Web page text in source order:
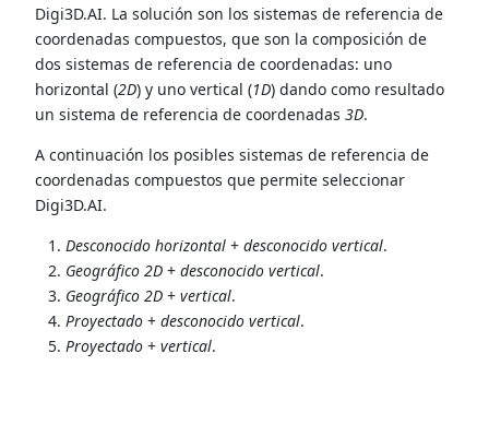
Digi3D.AI. La solución son los sistemas de referencia de
coordenadas compuestos, que son la composición de
dos sistemas de referencia de coordenadas: uno
horizontal (2D) y uno vertical (1D) dando como resultado
un sistema de referencia de coordenadas 3D.
A continuación los posibles sistemas de referencia de
coordenadas compuestos que permite seleccionar
Digi3D.AI.
Desconocido horizontal+ desconocido vertical.
Geográfico 2D+ desconocido vertical.
Geográfico 2D+ vertical.
Proyectado+ desconocido vertical.
Proyectado+ vertical.